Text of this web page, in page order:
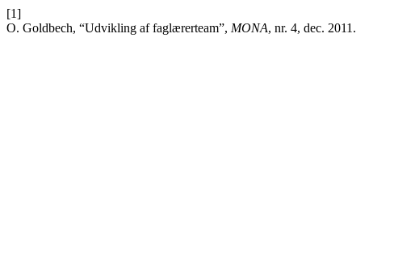
[1]
O. Goldbech, “Udvikling af faglærerteam”, MONA, nr. 4, dec. 2011.